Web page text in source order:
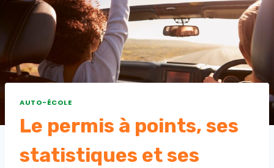
AUTO-ÉCOLE
Le permis à points, ses
statistiques et ses